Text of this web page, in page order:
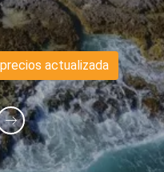
actualizada